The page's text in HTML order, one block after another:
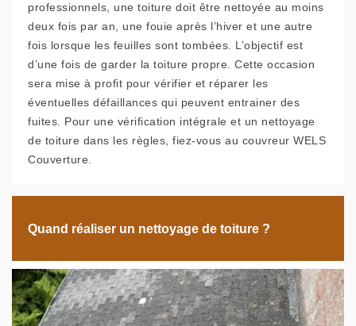
professionnels, une toiture doit être nettoyée au moins
deux fois par an, une fouie après l’hiver et une autre
fois lorsque les feuilles sont tombées. L’objectif est
d’une fois de garder la toiture propre. Cette occasion
sera mise à profit pour vérifier et réparer les
éventuelles défaillances qui peuvent entrainer des
fuites. Pour une vérification intégrale et un nettoyage
de toiture dans les règles, fiez-vous au couvreur WELS
Couverture.
Quand réaliser un nettoyage de toiture ?